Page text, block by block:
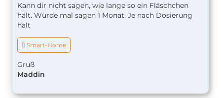
Kann dir nicht sagen, wie lange so ein Fläschchen
hält. Würde mal sagen 1 Monat. Je nach Dosierung
halt
 Smart-Home
Gruß
Maddin